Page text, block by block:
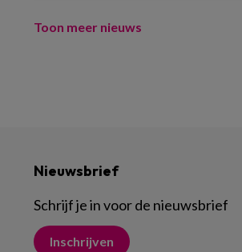
Toon meer nieuws
Nieuwsbrief
Schrijf je in voor de nieuwsbrief
Inschrijven